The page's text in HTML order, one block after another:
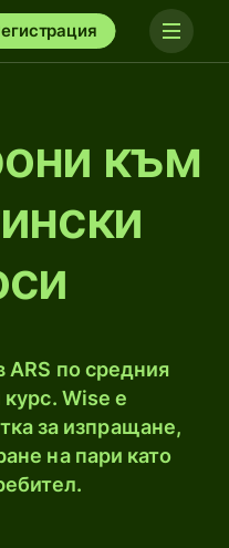
към
ARS по средния
Wise е
за изпращане,
на пари като